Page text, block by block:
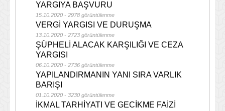
YARGIYA BAŞVURU
15.10.2020 - 2978 görüntülenme
VERGİ YARGISI VE DURUŞMA
13.10.2020 - 2723 görüntülenme
ŞÜPHELİ ALACAK KARŞILIĞI VE CEZA
YARGISI
06.10.2020 - 2736 görüntülenme
YAPILANDIRMANIN YANI SIRA VARLIK
BARIŞI
01.10.2020 - 3230 görüntülenme
İKMAL TARHİYATI VE GECİKME FAİZİ